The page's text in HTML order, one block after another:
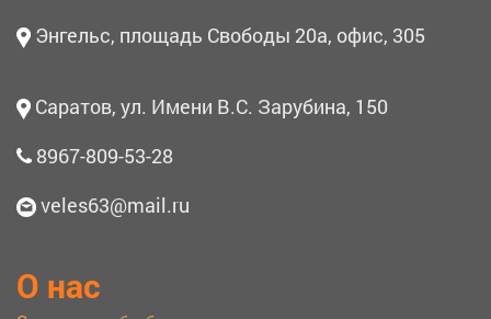
Энгельс, площадь Свободы 20а, офис, 305
Саратов, ул. Имени В.С. Зарубина, 150
8967-809-53-28
veles63@mail.ru
О нас